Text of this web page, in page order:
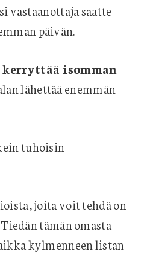
vastaanottaja saatte
päivän.
isomman
lähettää enemmän
tuhoisin
joita voit tehdä on
tämän omasta
kylmenneen listan